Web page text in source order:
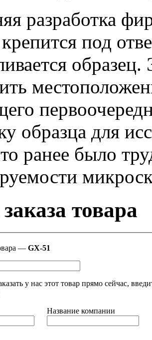
разработка
под
образца для
ранее было
товара
— GX-51
у нас этот товар прямо сейчас,
Название компании